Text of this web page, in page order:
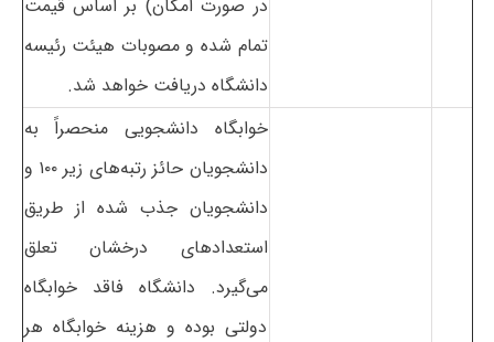
در صورت امکان) بر اساس قیمت
تمام شده و مصوبات هیئت رئیسه
دانشگاه دریافت خواهد شد.
خوابگاه دانشجویی منحصراً به
دانشجویان حائز رتبه‌های زیر ۱۰۰ و
دانشجویان جذب شده از طریق
استعدادهای درخشان تعلق
می‌گیرد. دانشگاه فاقد خوابگاه
دولتی بوده و هزینه خوابگاه هر